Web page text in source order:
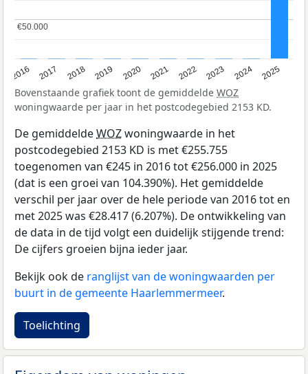
2016 2017 2018 2019 2020 2021 2022 2023 2024 2025
€50.000
€50.000
Bovenstaande grafiek toont de gemiddelde WOZ
woningwaarde per jaar in het postcodegebied 2153 KD.
De gemiddeldeWOZwoningwaarde in het
postcodegebied 2153 KD is met €255.755
toegenomen van €245 in 2016 tot €256.000 in 2025
(dat is een groei van 104.390%). Het gemiddelde
verschil per jaar over de hele periode van 2016 tot en
met 2025 was €28.417 (6.207%). De ontwikkeling van
de data in de tijd volgt een duidelijk stijgende trend:
De cijfers groeien bijna ieder jaar.
Bekijk ook de ranglijst van de woningwaarden per
buurt in de gemeente Haarlemmermeer.
Toelichting